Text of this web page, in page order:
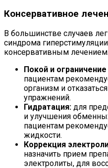
Консервативное
В большинстве случаев
синдрома
консервативным
Покой и
пациентам
организм и
упражнений.
Гидратация: для
и улучшения
пациентам
жидкости.
Коррекция
назначить прием
электролиты, для